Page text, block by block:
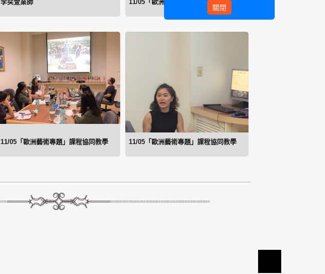
李奕萱業師 11/05「歐洲藝術專題」課程協同教學
11/05「歐洲藝術專題」課程協同教學 11/05「歐洲藝術專題」課程協同教學
關閉